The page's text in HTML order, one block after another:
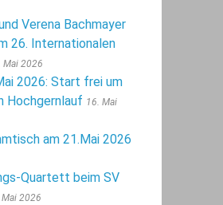
Verena Bachmayer
26. Internationalen
Mai 2026
2026: Start frei um
Hochgernlauf 16. Mai
am 21.Mai 2026
Quartett beim SV
Mai 2026